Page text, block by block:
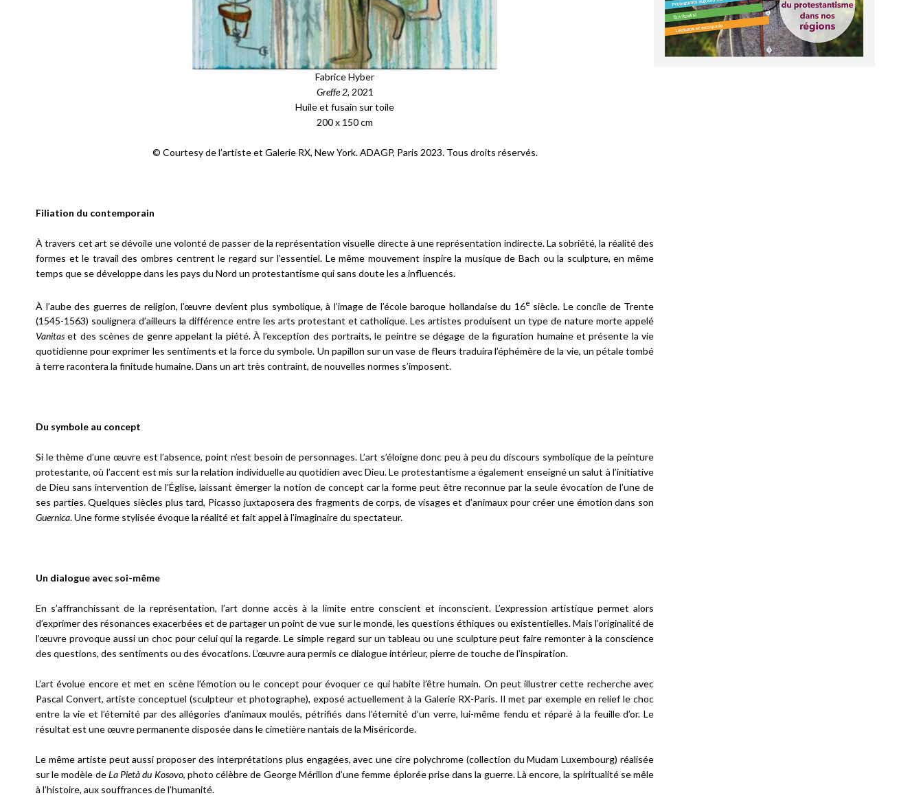
Fabrice Hyber
Greffe 2, 2021
Huile et fusain sur toile
200 x 150 cm
© Courtesy de l’artiste et Galerie RX, New York. ADAGP, Paris 2023. Tous droits réservés.
Filiation du contemporain
À travers cet art se dévoile une volonté de passer de la représentation visuelle directe à une représentation indirecte. La sobriété, la réalité des
formes et le travail des ombres centrent le regard sur l’essentiel. Le même mouvement inspire la musique de Bach ou la sculpture, en même
temps que se développe dans les pays du Nord un protestantisme qui sans doute les a influencés.
À l’aube des guerres de religion, l’œuvre devient plus symbolique, à l’image de l’école baroque hollandaise du 16e siècle. Le concile de Trente
(1545-1563) soulignera d’ailleurs la différence entre les arts protestant et catholique. Les artistes produisent un type de nature morte appelé
Vanitaset des scènes de genre appelant la piété. À l’exception des portraits, le peintre se dégage de la figuration humaine et présente la vie
quotidienne pour exprimer les sentiments et la force du symbole. Un papillon sur un vase de fleurs traduira l’éphémère de la vie, un pétale tombé
à terre racontera la finitude humaine. Dans un art très contraint, de nouvelles normes s’imposent.
Du symbole au concept
Si le thème d’une œuvre est l’absence, point n’est besoin de personnages. L’art s’éloigne donc peu à peu du discours symbolique de la peinture
protestante, où l’accent est mis sur la relation individuelle au quotidien avec Dieu. Le protestantisme a également enseigné un salut à l’initiative
de Dieu sans intervention de l’Église, laissant émerger la notion de concept car la forme peut être reconnue par la seule évocation de l’une de
ses parties. Quelques siècles plus tard, Picasso juxtaposera des fragments de corps, de visages et d’animaux pour créer une émotion dans son
Guernica. Une forme stylisée évoque la réalité et fait appel à l’imaginaire du spectateur.
Un dialogue avec soi-même
En s’affranchissant de la représentation, l’art donne accès à la limite entre conscient et inconscient. L’expression artistique permet alors
d’exprimer des résonances exacerbées et de partager un point de vue sur le monde, les questions éthiques ou existentielles. Mais l’originalité de
l’œuvre provoque aussi un choc pour celui qui la regarde. Le simple regard sur un tableau ou une sculpture peut faire remonter à la conscience
des questions, des sentiments ou des évocations. L’œuvre aura permis ce dialogue intérieur, pierre de touche de l’inspiration.
L’art évolue encore et met en scène l’émotion ou le concept pour évoquer ce qui habite l’être humain. On peut illustrer cette recherche avec
Pascal Convert, artiste conceptuel (sculpteur et photographe), exposé actuellement à la Galerie RX-Paris. Il met par exemple en relief le choc
entre la vie et l’éternité par des allégories d’animaux moulés, pétrifiés dans l’éternité d’un verre, lui-même fendu et réparé à la feuille d’or. Le
résultat est une œuvre permanente disposée dans le cimetière nantais de la Miséricorde.
Le même artiste peut aussi proposer des interprétations plus engagées, avec une cire polychrome (collection du Mudam Luxembourg) réalisée
sur le modèle deLa Pietà du Kosovo, photo célèbre de George Mérillon d’une femme éplorée prise dans la guerre. Là encore, la spiritualité se mêle
à l’histoire, aux souffrances de l’humanité.